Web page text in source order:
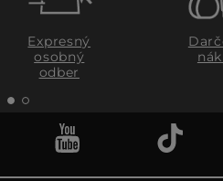
Expresný
osobný
odber